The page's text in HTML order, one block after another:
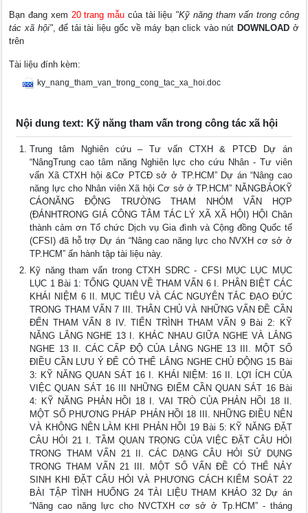
Bạn đang xem 20 trang mẫu của tài liệu "Kỹ năng tham vấn trong công
tác xã hội", để tải tài liệu gốc về máy bạn click vào nút DOWNLOAD ở
trên
Tài liệu đính kèm:
ky_nang_tham_van_trong_cong_tac_xa_hoi.doc
Nội dung text: Kỹ năng tham vấn trong công tác xã hội
Trung tâm Nghiên cứu – Tư vấn CTXH & PTCĐ Dự án
“NângTrung cao tâm năng Nghiên lực cho cứu Nhân - Tư viên
vấn Xã CTXH hội &Cơ PTCĐ sở ở TP.HCM” Dự án “Nâng cao
năng lực cho Nhân viên Xã hội Cơ sở ở TP.HCM” NĂNGBÁOKỸ
CÁONĂNG ĐỘNG TRƯỜNG THAM NHÓM VẤN HỢP
(ĐÁNHTRONG GIÁ CÔNG TÂM TÁC LÝ XÃ XÃ HỘI) HỘI Chân
thành cảm ơn Tổ chức Dịch vụ Gia đình và Cộng đồng Quốc tế
(CFSI) đã hỗ trợ Dự án “Nâng cao năng lực cho NVXH cơ sở ở
TP.HCM” ấn hành tập tài liệu này.
Kỹ năng tham vấn trong CTXH SDRC - CFSI MỤC LỤC MỤC
LỤC 1 Bài 1: TỔNG QUAN VỀ THAM VẤN 6 I. PHÂN BIỆT CÁC
KHÁI NIỆM 6 II. MỤC TIÊU VÀ CÁC NGUYÊN TẮC ĐẠO ĐỨC
TRONG THAM VẤN 7 III. THÂN CHỦ VÀ NHỮNG VẤN ĐỀ CẦN
ĐẾN THAM VẤN 8 IV. TIẾN TRÌNH THAM VẤN 9 Bài 2: KỸ
NĂNG LẮNG NGHE 13 I. KHÁC NHAU GIỮA NGHE VÀ LẮNG
NGHE 13 II. CÁC CẤP ĐỘ CỦA LẮNG NGHE 13 III. MỘT SỐ
ĐIỀU CẦN LƯU Ý ĐỂ CÓ THỂ LẮNG NGHE CHỦ ĐỘNG 15 Bài
3: KỸ NĂNG QUAN SÁT 16 I. KHÁI NIỆM: 16 II. LỢI ÍCH CỦA
VIỆC QUAN SÁT 16 III NHỮNG ĐIỂM CẦN QUAN SÁT 16 Bài
4: KỸ NĂNG PHẢN HỒI 18 I. VAI TRÒ CỦA PHẢN HỒI 18 II.
MỘT SỐ PHƯƠNG PHÁP PHẢN HỒI 18 III. NHỮNG ĐIỀU NÊN
VÀ KHÔNG NÊN LÀM KHI PHẢN HỒI 19 Bài 5: KỸ NĂNG ĐẶT
CÂU HỎI 21 I. TẦM QUAN TRỌNG CỦA VIỆC ĐẶT CÂU HỎI
TRONG THAM VẤN 21 II. CÁC DẠNG CÂU HỎI SỬ DỤNG
TRONG THAM VẤN 21 III. MỘT SỐ VẤN ĐỀ CÓ THỂ NẢY
SINH KHI ĐẶT CÂU HỎI VÀ PHƯƠNG CÁCH KIỂM SOÁT 22
BÀI TẬP TÌNH HUỐNG 24 TÀI LIỆU THAM KHẢO 32 Dự án
“Nâng cao năng lực cho NVCTXH cơ sở ở Tp.HCM” - tháng